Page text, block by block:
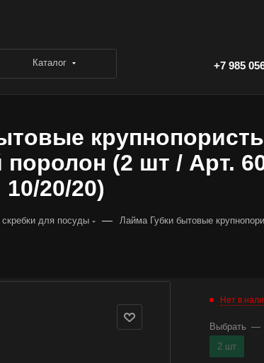
Каталог +7 985
(2 шт / Арт.
10/20/20)
скребки для посуды — Лайма Губки бытовые
Нет в
Выбрать —
2 шт